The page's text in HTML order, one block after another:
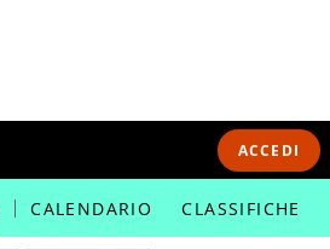
ACCEDI
CALENDARIO CLASSIFICHE